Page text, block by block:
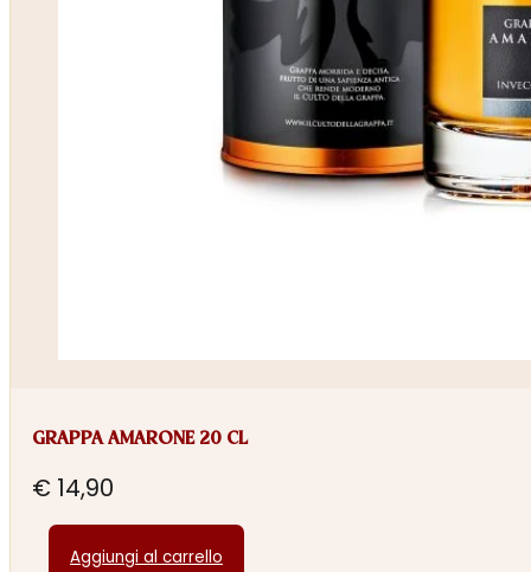
GRAPPA AMARONE 20 CL
€ 14,90
Aggiungi al carrello